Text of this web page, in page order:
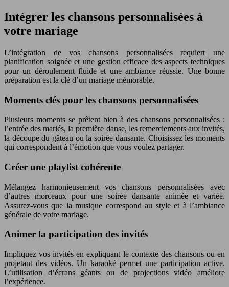
Intégrer les chansons personnalisées à
votre mariage
L’intégration de vos chansons personnalisées requiert une
planification soignée et une gestion efficace des aspects techniques
pour un déroulement fluide et une ambiance réussie. Une bonne
préparation est la clé d’un mariage mémorable.
Moments clés pour les chansons personnalisées
Plusieurs moments se prêtent bien à des chansons personnalisées :
l’entrée des mariés, la première danse, les remerciements aux invités,
la découpe du gâteau ou la soirée dansante. Choisissez les moments
qui correspondent à l’émotion que vous voulez partager.
Créer une playlist cohérente
Mélangez harmonieusement vos chansons personnalisées avec
d’autres morceaux pour une soirée dansante animée et variée.
Assurez-vous que la musique correspond au style et à l’ambiance
générale de votre mariage.
Animer la participation des invités
Impliquez vos invités en expliquant le contexte des chansons ou en
projetant des vidéos. Un karaoké permet une participation active.
L’utilisation d’écrans géants ou de projections vidéo améliore
l’expérience.